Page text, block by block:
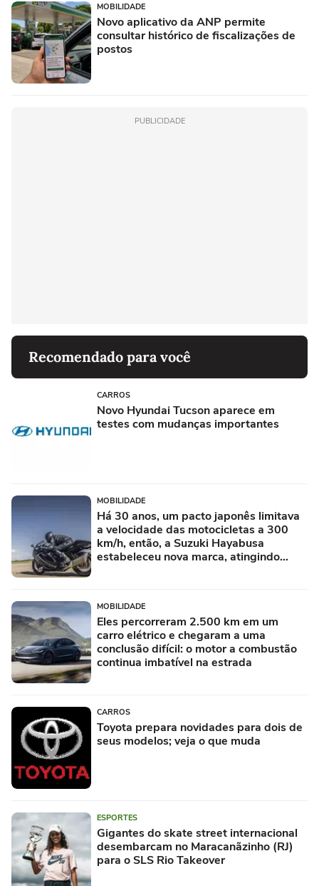
MOBILIDADE
Novo aplicativo da ANP permite
consultar histórico de fiscalizações de
postos
PUBLICIDADE
Recomendado para você
CARROS
Novo Hyundai Tucson aparece em
testes com mudanças importantes
MOBILIDADE
Há 30 anos, um pacto japonês limitava
a velocidade das motocicletas a 300
km/h, então, a Suzuki Hayabusa
estabeleceu nova marca, atingindo
MOBILIDADE
Eles percorreram 2.500 km em um
carro elétrico e chegaram a uma
conclusão difícil: o motor a combustão
continua imbatível na estrada
CARROS
Toyota prepara novidades para dois de
seus modelos; veja o que muda
ESPORTES
Gigantes do skate street internacional
desembarcam no Maracanãzinho (RJ)
para o SLS Rio Takeover